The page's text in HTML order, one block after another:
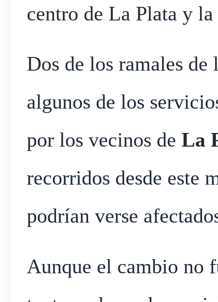
centro de La Plata y
Dos de los ramales
algunos de los
por los vecinos de La
recorridos desde este
podrían verse
Aunque el cambio no